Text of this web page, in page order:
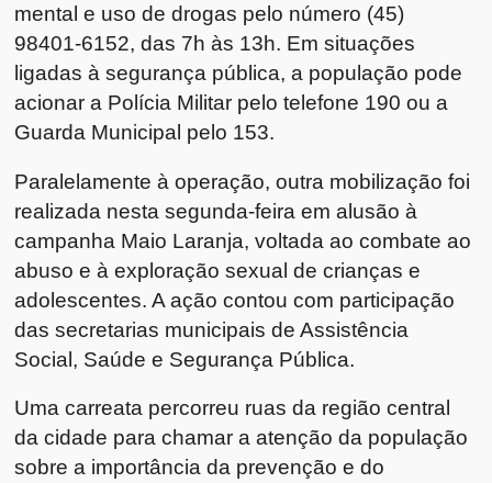
mental e uso de drogas pelo número (45)
98401-6152, das 7h às 13h. Em situações
ligadas à segurança pública, a população pode
acionar a Polícia Militar pelo telefone 190 ou a
Guarda Municipal pelo 153.
Paralelamente à operação, outra mobilização foi
realizada nesta segunda-feira em alusão à
campanha Maio Laranja, voltada ao combate ao
abuso e à exploração sexual de crianças e
adolescentes. A ação contou com participação
das secretarias municipais de Assistência
Social, Saúde e Segurança Pública.
Uma carreata percorreu ruas da região central
da cidade para chamar a atenção da população
sobre a importância da prevenção e do